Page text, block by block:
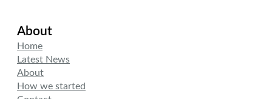
About
Home
Latest News
About
How we started